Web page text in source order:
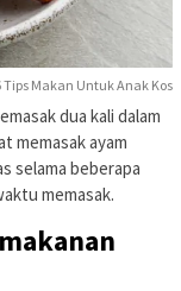
Tips Makan Untuk Anak Kos
dua kali dalam
memasak ayam
selama beberapa
memasak.